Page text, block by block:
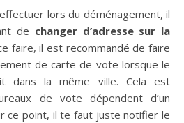
lors du déménagement, il
de changer d’adresse sur la
faire, il est recommandé de faire
de carte de vote lorsque le
dans la même ville. Cela est
de vote dépendent d’un
ce point, il te faut juste notifier le